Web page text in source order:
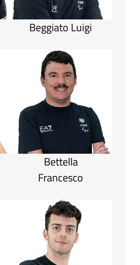
Beggiato Luigi
Bettella
Francesco